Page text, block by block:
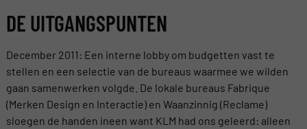
DE UITGANGSPUNTEN
December 2011: Een interne lobby om budgetten vast te
stellen en een selectie van de bureaus waarmee we wilden
gaan samenwerken volgde. De lokale bureaus Fabrique
(Merken Design en Interactie) en Waanzinnig (Reclame)
sloegen de handen ineen want KLM had ons geleerd: alleen